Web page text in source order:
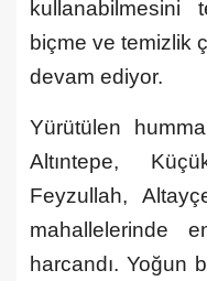
kullanabilmesini
biçme ve temizlik
devam ediyor.
Yürütülen
Altıntepe,
Feyzullah,
mahallelerinde
harcandı. Yoğun